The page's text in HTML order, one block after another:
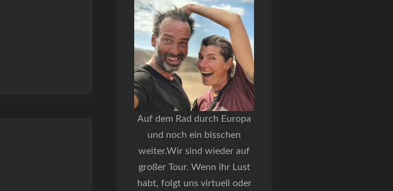
Auf dem Rad durch Europa
und noch ein bisschen
weiter.Wir sind wieder auf
großer Tour. Wenn ihr Lust
habt, folgt uns virtuell oder